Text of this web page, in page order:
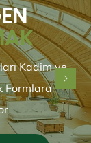
Kadim ve
Formlara